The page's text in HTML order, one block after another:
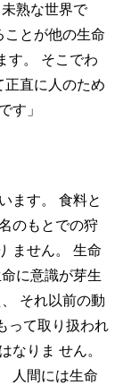
熟な世界で
ことが他の生命
す。 そこでわ
直に人のため
す」
ます。 食料と
のもとでの狩
ません。 生命
に意識が芽生
それ以前の動
って取り扱われ
なりま せん。
人間には生命